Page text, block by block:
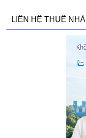
LIÊN HỆ THUÊ NHÀ